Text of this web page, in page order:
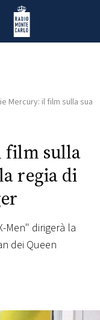
Radio Monte Carlo
Mercury: il film sulla sua
film sulla
regia di
Men" dirigerà la
dei Queen